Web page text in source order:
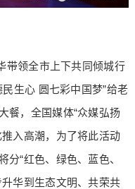
带领全市上下共同倾城行
生心 圆七彩中国梦”给老
餐，全国媒体“众媒弘扬
入高潮，为了将此活动
“红色、绿色、蓝色、
华到生态文明、共荣共